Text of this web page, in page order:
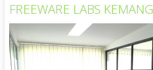
FREEWARE LABS KEMANG